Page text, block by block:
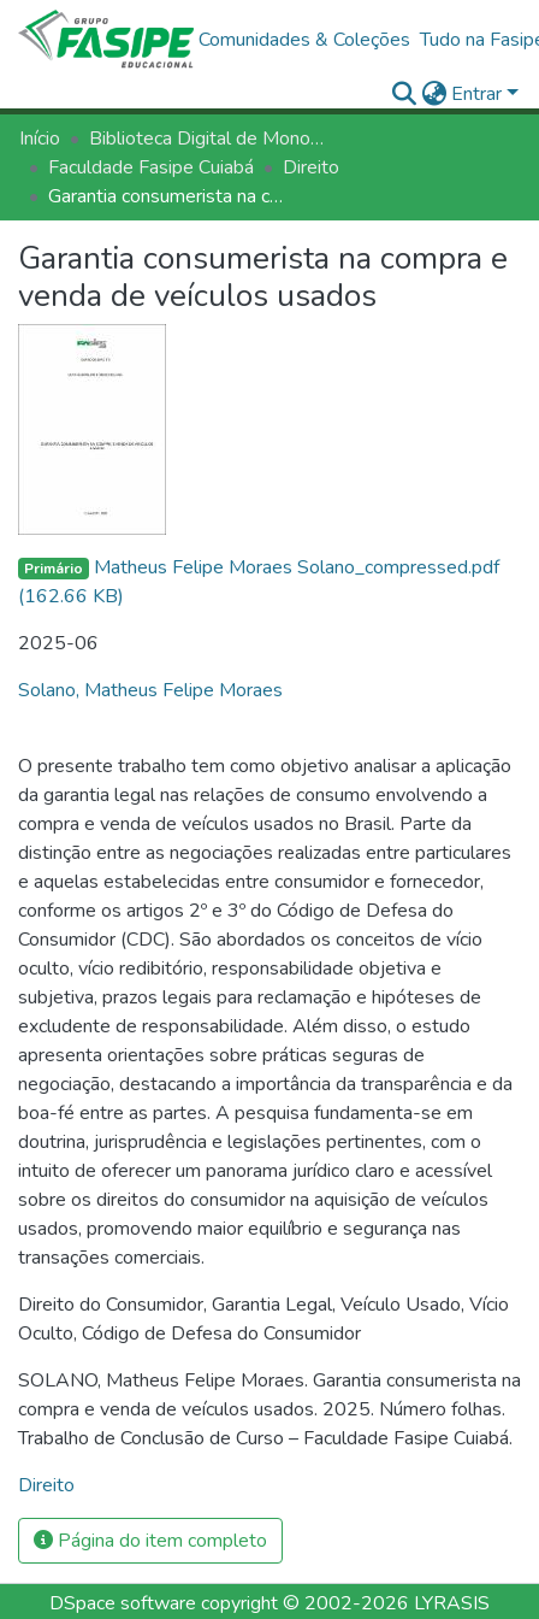
Comunidades & Coleções Tudo na
Entrar
Início
Biblioteca Digital de Monografias - BDM/FASIPE
Faculdade Fasipe Cuiabá
Direito
Garantia consumerista na compra e venda de veículos usados
Garantia consumerista na compra e
venda de veículos usados
Primário Matheus Felipe Moraes Solano_compressed.pdf
(162.66 KB)
2025-06
Solano, Matheus Felipe Moraes
O presente trabalho tem como objetivo analisar a aplicação
da garantia legal nas relações de consumo envolvendo a
compra e venda de veículos usados no Brasil. Parte da
distinção entre as negociações realizadas entre particulares
e aquelas estabelecidas entre consumidor e fornecedor,
conforme os artigos 2º e 3º do Código de Defesa do
Consumidor (CDC). São abordados os conceitos de vício
oculto, vício redibitório, responsabilidade objetiva e
subjetiva, prazos legais para reclamação e hipóteses de
excludente de responsabilidade. Além disso, o estudo
apresenta orientações sobre práticas seguras de
negociação, destacando a importância da transparência e da
boa-fé entre as partes. A pesquisa fundamenta-se em
doutrina, jurisprudência e legislações pertinentes, com o
intuito de oferecer um panorama jurídico claro e acessível
sobre os direitos do consumidor na aquisição de veículos
usados, promovendo maior equilíbrio e segurança nas
transações comerciais.
Direito do Consumidor, Garantia Legal, Veículo Usado, Vício
Oculto, Código de Defesa do Consumidor
SOLANO, Matheus Felipe Moraes. Garantia consumerista na
compra e venda de veículos usados. 2025. Número folhas.
Trabalho de Conclusão de Curso – Faculdade Fasipe Cuiabá.
Direito
Página do item completo
DSpace software copyright © 2002-2026 LYRASIS